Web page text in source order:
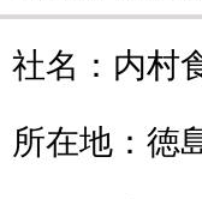
社名：内村
所在地：